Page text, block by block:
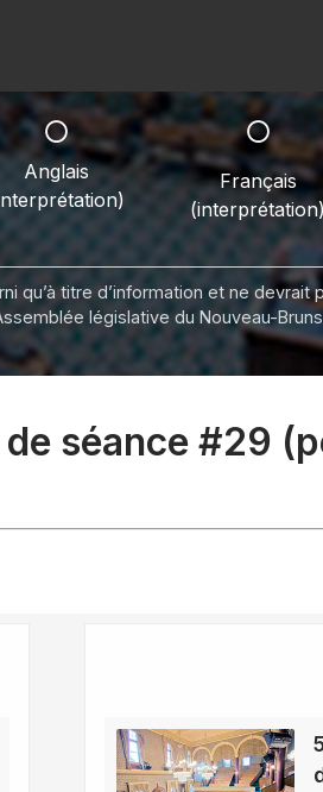
Anglais
Français
qu’à titre d’information et ne
législative du Nouveau-
séance #29